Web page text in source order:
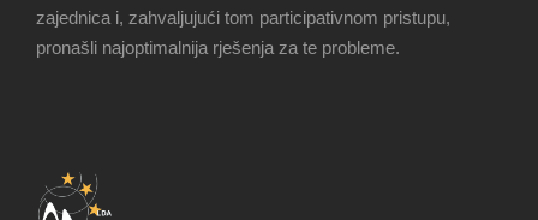
zajednica i, zahvaljujući tom participativnom pristupu,
pronašli najoptimalnija rješenja za te probleme.